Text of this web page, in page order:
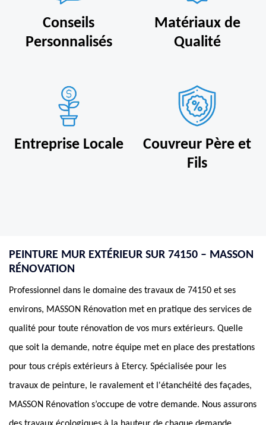
Conseils
Personnalisés
Matériaux de
Qualité
Entreprise Locale
Couvreur Père et
Fils
PEINTURE MUR EXTÉRIEUR SUR 74150 – MASSON
RÉNOVATION
Professionnel dans le domaine des travaux de 74150 et ses
environs, MASSON Rénovation met en pratique des services de
qualité pour toute rénovation de vos murs extérieurs. Quelle
que soit la demande, notre équipe met en place des prestations
pour tous crépis extérieurs à Etercy. Spécialisée pour les
travaux de peinture, le ravalement et l'étanchéité des façades,
MASSON Rénovation s’occupe de votre demande. Nous assurons